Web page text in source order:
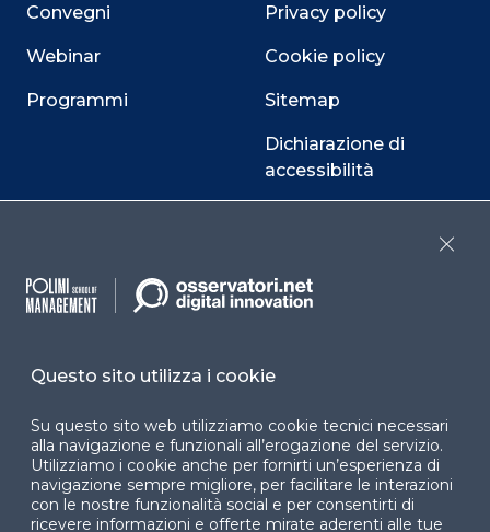
Convegni
Webinar
Programmi
Privacy policy
Cookie policy
Sitemap
Dichiarazione di
accessibilità
YouTube X
Questo sito utilizza i cookie
Su questo sito web utilizziamo cookie tecnici necessari
alla navigazione e funzionali all’erogazione del servizio.
Utilizziamo i cookie anche per fornirti un’esperienza di
navigazione sempre migliore, per facilitare le interazioni
con le nostre funzionalità social e per consentirti di
ricevere informazioni e offerte mirate aderenti alle tue